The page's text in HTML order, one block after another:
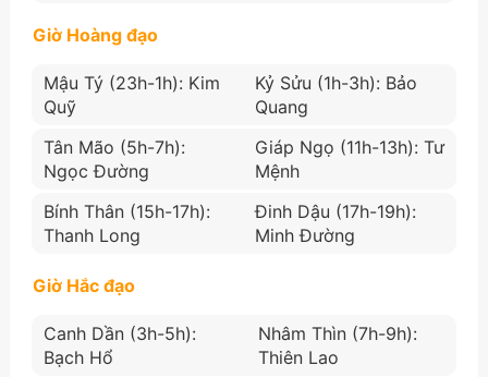
Giờ Hoàng đạo
Mậu Tý (23h-1h): Kim
Quỹ
Kỷ Sửu (1h-3h): Bảo
Quang
Tân Mão (5h-7h):
Ngọc Đường
Giáp Ngọ (11h-13h): Tư
Mệnh
Bính Thân (15h-17h):
Thanh Long
Đinh Dậu (17h-19h):
Minh Đường
Giờ Hắc đạo
Canh Dần (3h-5h):
Bạch Hổ
Nhâm Thìn (7h-9h):
Thiên Lao